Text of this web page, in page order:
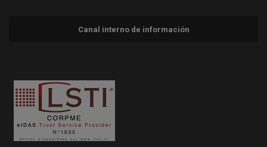
Canal interno de información